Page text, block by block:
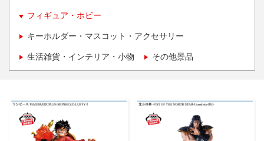
フィギュア・ホビー
キーホルダー・マスコット・アクセサリー
生活雑貨・インテリア・小物 その他景品